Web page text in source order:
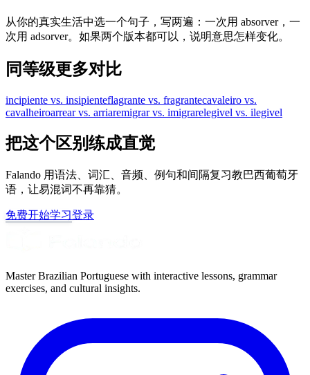
从你的真实生活中选一个句子，写两遍：一次用 absorver，一
次用 adsorver。如果两个版本都可以，说明意思怎样变化。
同等级更多对比
incipiente vs. insipienteflagrante vs. fragrantecavaleiro vs.
cavalheiroarrear vs. arriaremigrar vs. imigrarelegivel vs. ilegivel
把这个区别练成直觉
Falando 用语法、词汇、音频、例句和间隔复习教巴西葡萄牙
语，让易混词不再靠猜。
免费开始学习登录
Master Brazilian Portuguese with interactive lessons, grammar
exercises, and cultural insights.